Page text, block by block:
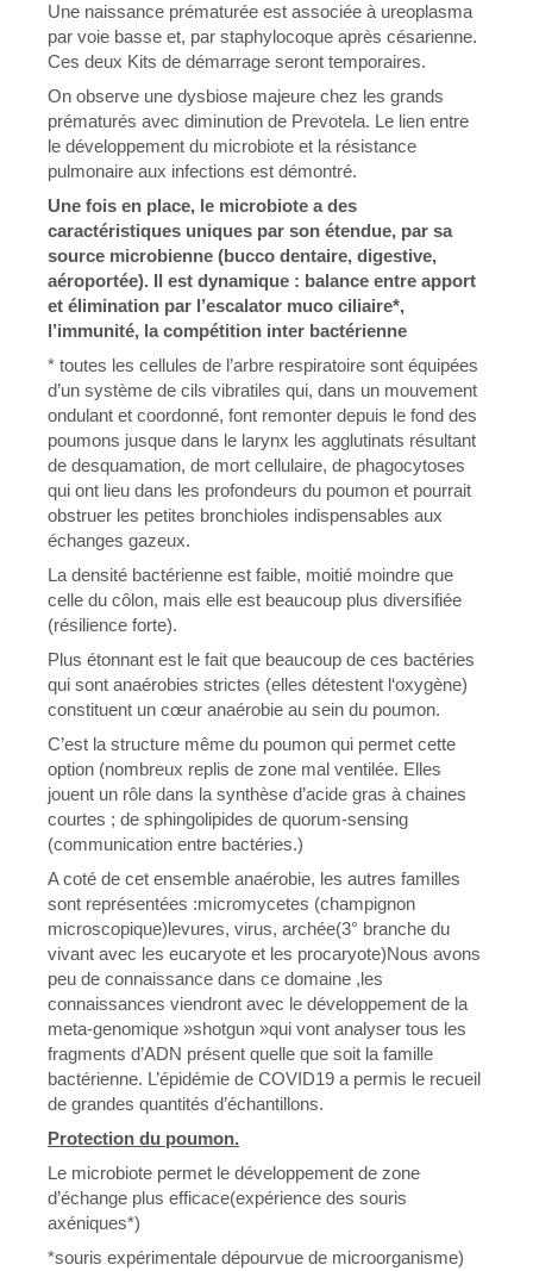
Une naissance prématurée est associée à ureoplasma
par voie basse et, par staphylocoque après césarienne.
Ces deux Kits de démarrage seront temporaires.
On observe une dysbiose majeure chez les grands
prématurés avec diminution de Prevotela. Le lien entre
le développement du microbiote et la résistance
pulmonaire aux infections est démontré.
Une fois en place, le microbiote a des
caractéristiques uniques par son étendue, par sa
source microbienne (bucco dentaire, digestive,
aéroportée). Il est dynamique : balance entre apport
et élimination par l’escalator muco ciliaire*,
l’immunité, la compétition inter bactérienne
* toutes les cellules de l’arbre respiratoire sont équipées
d’un système de cils vibratiles qui, dans un mouvement
ondulant et coordonné, font remonter depuis le fond des
poumons jusque dans le larynx les agglutinats résultant
de desquamation, de mort cellulaire, de phagocytoses
qui ont lieu dans les profondeurs du poumon et pourrait
obstruer les petites bronchioles indispensables aux
échanges gazeux.
La densité bactérienne est faible, moitié moindre que
celle du côlon, mais elle est beaucoup plus diversifiée
(résilience forte).
Plus étonnant est le fait que beaucoup de ces bactéries
qui sont anaérobies strictes (elles détestent l‘oxygène)
constituent un cœur anaérobie au sein du poumon.
C’est la structure même du poumon qui permet cette
option (nombreux replis de zone mal ventilée. Elles
jouent un rôle dans la synthèse d’acide gras à chaines
courtes ; de sphingolipides de quorum-sensing
(communication entre bactéries.)
A coté de cet ensemble anaérobie, les autres familles
sont représentées :micromycetes (champignon
microscopique)levures, virus, archée(3° branche du
vivant avec les eucaryote et les procaryote)Nous avons
peu de connaissance dans ce domaine ,les
connaissances viendront avec le développement de la
meta-genomique »shotgun »qui vont analyser tous les
fragments d’ADN présent quelle que soit la famille
bactérienne. L’épidémie de COVID19 a permis le recueil
de grandes quantités d’échantillons.
Protection du poumon.
Le microbiote permet le développement de zone
d’échange plus efficace(expérience des souris
axéniques*)
*souris expérimentale dépourvue de microorganisme)